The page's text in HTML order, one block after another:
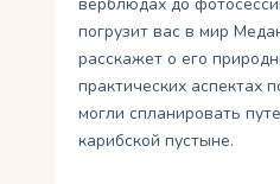
погрузит вас в мир
расскажет о его
практических аспектах
могли спланировать
карибской пустыне.